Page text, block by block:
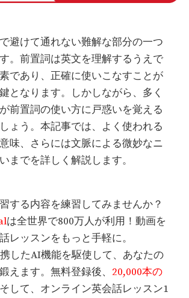
避けて通れない難解な部分の一つ
。前置詞は英文を理解するうえで
であり、正確に使いこなすことが
となります。しかしながら、多く
前置詞の使い方に戸惑いを覚える
ょう。本記事では、よく使われる
味、さらには文脈による微妙なニ
までを詳しく解説します。
する内容を練習してみませんか？
は全世界で800万人が利用！動画を
レッスンをもっと手軽に。
したAI機能を駆使して、あなたの
えます。無料登録後、 20,000本の
して、オンライン英会話レッスン1